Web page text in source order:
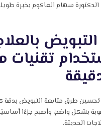
سهام العاكوم بخبرة
تقنيات
طرق متابعة التبويض بدقة
بشكل واضح، وأصبح جزءًا
الحديثة.